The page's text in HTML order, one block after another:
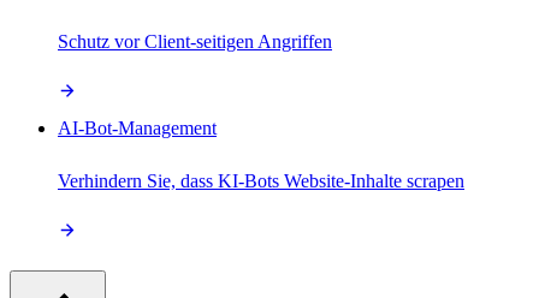
Schutz vor Client-seitigen Angriffen
AI-Bot-Management
Verhindern Sie, dass KI-Bots Website-Inhalte scrapen